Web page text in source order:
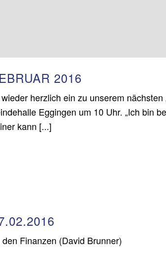
2016
herzlich ein zu unserem nächsten
Eggingen um 10 Uhr. „Ich bin
kann [...]
Finanzen (David Brunner)